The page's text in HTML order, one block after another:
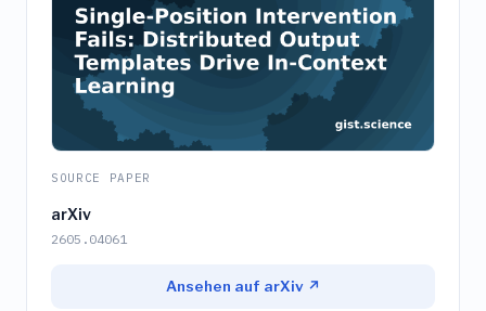
SOURCE PAPER
arXiv
2605.04061
Ansehen auf arXiv ↗